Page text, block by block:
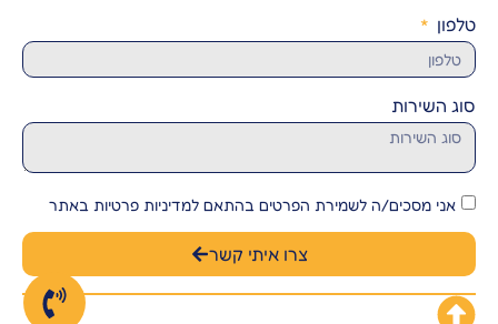
טלפון
סוג השירות
אני מסכים/ה לשמירת הפרטים בהתאם למדיניות פרטיות באתר
צרו איתי קשר